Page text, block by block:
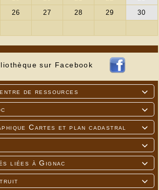
sur Facebook

de ressources


Cartes et plan cadastral


liées à Gignac
